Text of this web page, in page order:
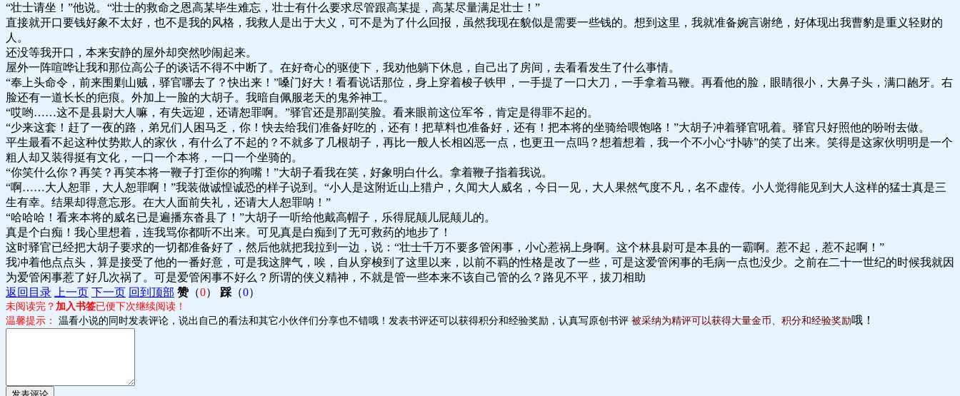
“壮士请坐！”他说。“壮士的救命之恩高某毕生难忘，壮士有什么要求尽管跟高某提，高某尽量满足壮士！”
直接就开口要钱好象不太好，也不是我的风格，我救人是出于大义，可不是为了什么回报，虽然我现在貌似是需要一些钱的。想到这里，我就准备婉言谢绝，好体现出我曹豹是重义轻财的
人。
还没等我开口，本来安静的屋外却突然吵闹起来。
屋外一阵喧哗让我和那位高公子的谈话不得不中断了。在好奇心的驱使下，我劝他躺下休息，自己出了房间，去看看发生了什么事情。
“奉上头命令，前来围剿山贼，驿官哪去了？快出来！”嗓门好大！看看说话那位，身上穿着梭子铁甲，一手提了一口大刀，一手拿着马鞭。再看他的脸，眼睛很小，大鼻子头，满口龅牙。右
脸还有一道长长的疤痕。外加上一脸的大胡子。我暗自佩服老天的鬼斧神工。
“哎哟……这不是县尉大人嘛，有失远迎，还请恕罪啊。”驿官还是那副笑脸。看来眼前这位军爷，肯定是得罪不起的。
“少来这套！赶了一夜的路，弟兄们人困马乏，你！快去给我们准备好吃的，还有！把草料也准备好，还有！把本将的坐骑给喂饱咯！”大胡子冲着驿官吼着。驿官只好照他的吩咐去做。
平生最看不起这种仗势欺人的家伙，有什么了不起的？不就多了几根胡子，再比一般人长相凶恶一点，也更丑一点吗？想着想着，我一个不小心“扑哧”的笑了出来。笑得是这家伙明明是一个
粗人却又装得挺有文化，一口一个本将，一口一个坐骑的。
“你笑什么你？再笑？再笑本将一鞭子打歪你的狗嘴！”大胡子看我在笑，好象明白什么。拿着鞭子指着我说。
“啊……大人恕罪，大人恕罪啊！”我装做诚惶诚恐的样子说到。“小人是这附近山上猎户，久闻大人威名，今日一见，大人果然气度不凡，名不虚传。小人觉得能见到大人这样的猛士真是三
生有幸。结果却得意忘形。在大人面前失礼，还请大人恕罪呐！”
“哈哈哈！看来本将的威名已是遍播东沓县了！”大胡子一听给他戴高帽子，乐得屁颠儿屁颠儿的。
真是个白痴！我心里想着，连我骂你都听不出来。可见真是白痴到了无可救药的地步了！
这时驿官已经把大胡子要求的一切都准备好了，然后他就把我拉到一边，说：“壮士千万不要多管闲事，小心惹祸上身啊。这个林县尉可是本县的一霸啊。惹不起，惹不起啊！”
我冲着他点点头，算是接受了他的一番好意，可是我这脾气，唉，自从穿梭到了这里以来，以前不羁的性格是改了一些，可是这爱管闲事的毛病一点也没少。之前在二十一世纪的时候我就因
为爱管闲事惹了好几次祸了。可是爱管闲事不好么？所谓的侠义精神，不就是管一些本来不该自己管的么？路见不平，拔刀相助
返回目录
上一页 下一页 回到顶部 赞（0） 踩 （0）
未阅读完？ 加入书签已便下次继续阅读！
温馨提示：
温看小说的同时发表评论，说出自己的看法和其它小伙伴们分享也不错哦！发表书评还可以获得积分和经验奖励，认真写原创书评 被采纳为精评可以获得大量金币、积分和经验奖励哦！